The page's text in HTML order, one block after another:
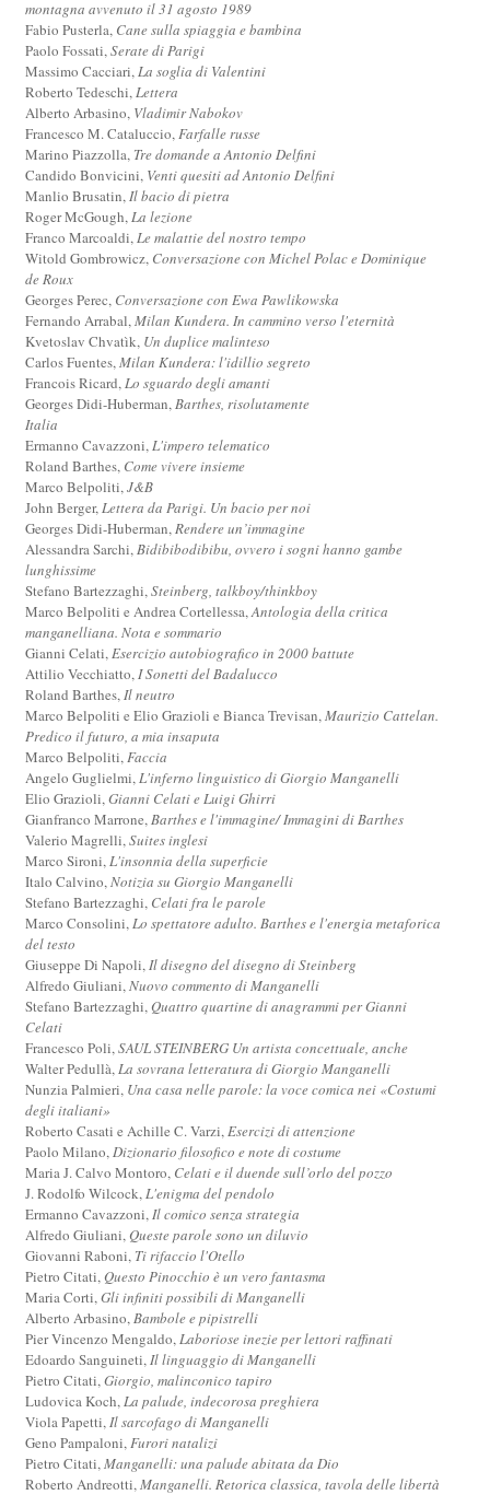
montagna avvenuto il 31 agosto 1989
Fabio Pusterla, Cane sulla spiaggia e bambina
Paolo Fossati,Serate di Parigi
Massimo Cacciari,La soglia di Valentini
Roberto Tedeschi,Lettera
Alberto Arbasino, Vladimir Nabokov
Francesco M. Cataluccio,Farfalle russe
Marino Piazzolla, Tre domande a Antonio Delfini
Candido Bonvicini, Venti quesiti ad Antonio Delfini
Manlio Brusatin,Il bacio di pietra
Roger McGough,La lezione
Franco Marcoaldi,Le malattie del nostro tempo
Witold Gombrowicz, Conversazione con Michel Polac e Dominique
de Roux
Georges Perec, Conversazione con Ewa Pawlikowska
Fernando Arrabal,Milan Kundera. In cammino verso l'eternità
Kvetoslav Chvatìk, Un duplice malinteso
Carlos Fuentes,Milan Kundera: l'idillio segreto
Francois Ricard,Lo sguardo degli amanti
Georges Didi-Huberman,Barthes, risolutamente
Italia
Ermanno Cavazzoni,L'impero telematico
Roland Barthes, Come vivere insieme
Marco Belpoliti,J&B
John Berger,Lettera da Parigi. Un bacio per noi
Georges Didi-Huberman,Rendere un’immagine
Alessandra Sarchi,Bidibibodibibu, ovvero i sogni hanno gambe
lunghissime
Stefano Bartezzaghi,Steinberg, talkboy/thinkboy
Marco Belpoliti e Andrea Cortellessa,Antologia della critica
manganelliana. Nota e sommario
Gianni Celati,Esercizio autobiografico in 2000 battute
Attilio Vecchiatto,I Sonetti del Badalucco
Roland Barthes,Il neutro
Marco Belpoliti e Elio Grazioli e Bianca Trevisan,Maurizio Cattelan.
Predico il futuro, a mia insaputa
Marco Belpoliti,Faccia
Angelo Guglielmi,L'inferno linguistico di Giorgio Manganelli
Elio Grazioli,Gianni Celati e Luigi Ghirri
Gianfranco Marrone,Barthes e l'immagine/ Immagini di Barthes
Valerio Magrelli,Suites inglesi
Marco Sironi,L'insonnia della superficie
Italo Calvino,Notizia su Giorgio Manganelli
Stefano Bartezzaghi, Celati fra le parole
Marco Consolini,Lo spettatore adulto. Barthes e l'energia metaforica
del testo
Giuseppe Di Napoli,Il disegno del disegno di Steinberg
Alfredo Giuliani,Nuovo commento di Manganelli
Stefano Bartezzaghi,Quattro quartine di anagrammi per Gianni
Celati
Francesco Poli,SAUL STEINBERG Un artista concettuale, anche
Walter Pedullà,La sovrana letteratura di Giorgio Manganelli
Nunzia Palmieri, Una casa nelle parole: la voce comica nei «Costumi
degli italiani»
Roberto Casati e Achille C. Varzi,Esercizi di attenzione
Paolo Milano,Dizionario filosofico e note di costume
Maria J. Calvo Montoro, Celati e il duende sull’orlo del pozzo
J. Rodolfo Wilcock,L'enigma del pendolo
Ermanno Cavazzoni,Il comico senza strategia
Alfredo Giuliani,Queste parole sono un diluvio
Giovanni Raboni, Ti rifaccio l'Otello
Pietro Citati,Questo Pinocchio è un vero fantasma
Maria Corti,Gli infiniti possibili di Manganelli
Alberto Arbasino,Bambole e pipistrelli
Pier Vincenzo Mengaldo,Laboriose inezie per lettori raffinati
Edoardo Sanguineti,Il linguaggio di Manganelli
Pietro Citati,Giorgio, malinconico tapiro
Ludovica Koch,La palude, indecorosa preghiera
Viola Papetti,Il sarcofago di Manganelli
Geno Pampaloni,Furori natalizi
Pietro Citati,Manganelli: una palude abitata da Dio
Roberto Andreotti,Manganelli. Retorica classica, tavola delle libertà